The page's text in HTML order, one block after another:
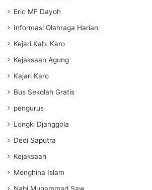
Eric MF Dayoh
Informasi Olahraga Harian
Kejari Kab. Karo
Kejaksaan Agung
Kajari Karo
Bus Sekolah Gratis
pengurus
Longki Djanggola
Dedi Saputra
Kejaksaan
Menghina Islam
Nabi Muhammad Saw